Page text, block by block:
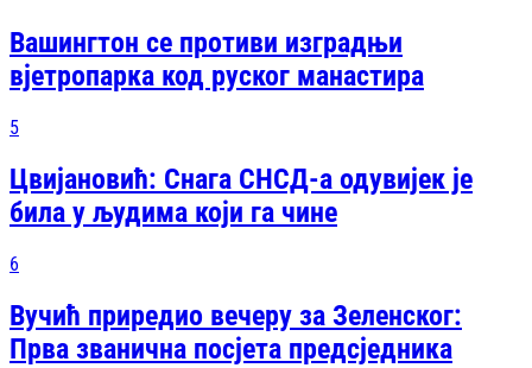
Вашингтон се противи изградњи
вјетропарка код руског манастира
5
Цвијановић: Снага СНСД-а одувијек је
била у људима који га чине
6
Вучић приредио вечеру за Зеленског:
Прва званична посjета предсjедника